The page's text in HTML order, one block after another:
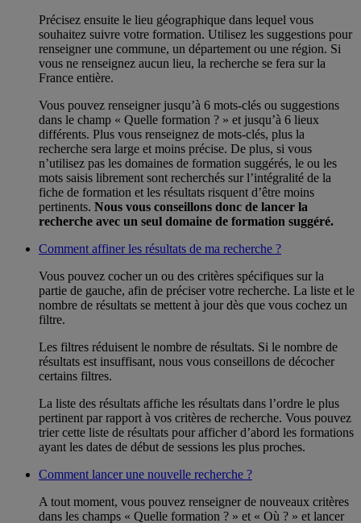
Précisez ensuite le lieu géographique dans lequel vous
souhaitez suivre votre formation. Utilisez les suggestions pour
renseigner une commune, un département ou une région. Si
vous ne renseignez aucun lieu, la recherche se fera sur la
France entière.
Vous pouvez renseigner jusqu’à 6 mots-clés ou suggestions
dans le champ « Quelle formation ? » et jusqu’à 6 lieux
différents. Plus vous renseignez de mots-clés, plus la
recherche sera large et moins précise. De plus, si vous
n’utilisez pas les domaines de formation suggérés, le ou les
mots saisis librement sont recherchés sur l’intégralité de la
fiche de formation et les résultats risquent d’être moins
pertinents. Nous vous conseillons donc de lancer la
recherche avec un seul domaine de formation suggéré.
Comment affiner les résultats de ma recherche ?
Vous pouvez cocher un ou des critères spécifiques sur la
partie de gauche, afin de préciser votre recherche. La liste et le
nombre de résultats se mettent à jour dès que vous cochez un
filtre.
Les filtres réduisent le nombre de résultats. Si le nombre de
résultats est insuffisant, nous vous conseillons de décocher
certains filtres.
La liste des résultats affiche les résultats dans l’ordre le plus
pertinent par rapport à vos critères de recherche. Vous pouvez
trier cette liste de résultats pour afficher d’abord les formations
ayant les dates de début de sessions les plus proches.
Comment lancer une nouvelle recherche ?
A tout moment, vous pouvez renseigner de nouveaux critères
dans les champs « Quelle formation ? » et « Où ? » et lancer